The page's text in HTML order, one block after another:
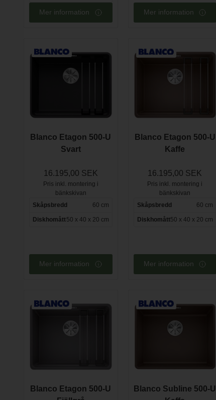
Mer information Mer information
Blanco Etagon 500-U
Svart
16.195,00 SEK
Pris inkl. montering i
bänkskivan
Skåpsbredd
60 cm
Diskhomått50 x 40 x 20 cm
Mer information
Blanco Etagon 500-U
Kaffe
16.195,00 SEK
Pris inkl. montering i
bänkskivan
Skåpsbredd
60 cm
Diskhomått50 x 40 x 20 cm
Mer information
Blanco Etagon 500-U
Blanco Subline 500-U